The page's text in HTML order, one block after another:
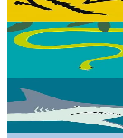
Loened a
Debriñ kig a reont,
noz hag an holl a
spont gant ar...
Er stok16,00 €